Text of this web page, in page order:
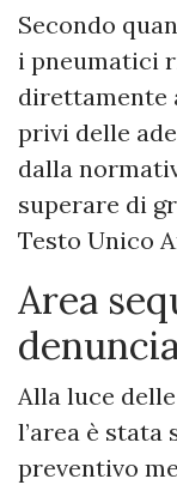
Secondo
i pneumatici
direttamente
privi delle
dalla
superare di
Testo Unico
Area
Alla luce
l’area è
preventivo